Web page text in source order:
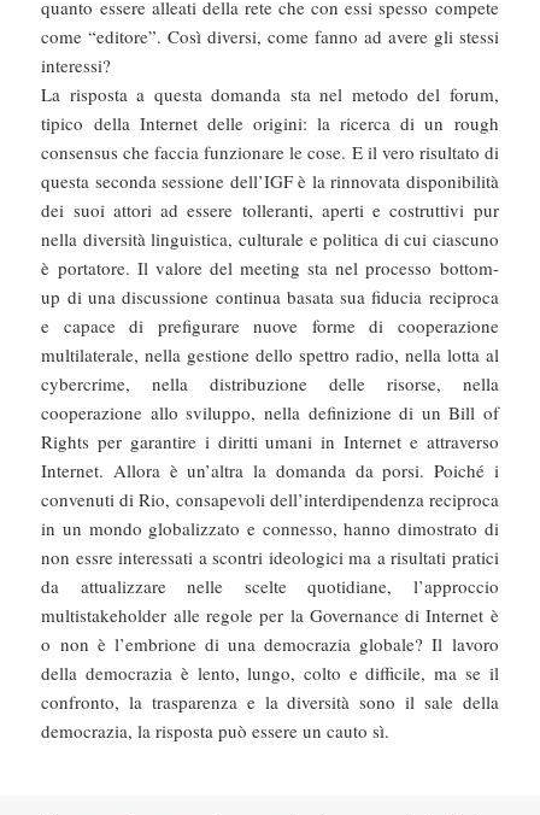
quanto essere alleati della rete che con essi spesso compete
come “editore”. Così diversi, come fanno ad avere gli stessi
interessi?
La risposta a questa domanda sta nel metodo del forum,
tipico della Internet delle origini: la ricerca di un rough
consensus che faccia funzionare le cose. E il vero risultato di
questa seconda sessione dell’IGF è la rinnovata disponibilità
dei suoi attori ad essere tolleranti, aperti e costruttivi pur
nella diversità linguistica, culturale e politica di cui ciascuno
è portatore. Il valore del meeting sta nel processo bottom-
up di una discussione continua basata sua fiducia reciproca
e capace di prefigurare nuove forme di cooperazione
multilaterale, nella gestione dello spettro radio, nella lotta al
cybercrime, nella distribuzione delle risorse, nella
cooperazione allo sviluppo, nella definizione di un Bill of
Rights per garantire i diritti umani in Internet e attraverso
Internet. Allora è un’altra la domanda da porsi. Poiché i
convenuti di Rio, consapevoli dell’interdipendenza reciproca
in un mondo globalizzato e connesso, hanno dimostrato di
non essre interessati a scontri ideologici ma a risultati pratici
da attualizzare nelle scelte quotidiane, l’approccio
multistakeholder alle regole per la Governance di Internet è
o non è l’embrione di una democrazia globale? Il lavoro
della democrazia è lento, lungo, colto e difficile, ma se il
confronto, la trasparenza e la diversità sono il sale della
democrazia, la risposta può essere un cauto sì.